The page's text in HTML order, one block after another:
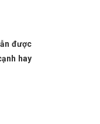
được
hay